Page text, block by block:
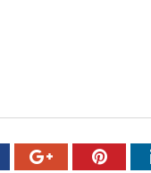
Google+